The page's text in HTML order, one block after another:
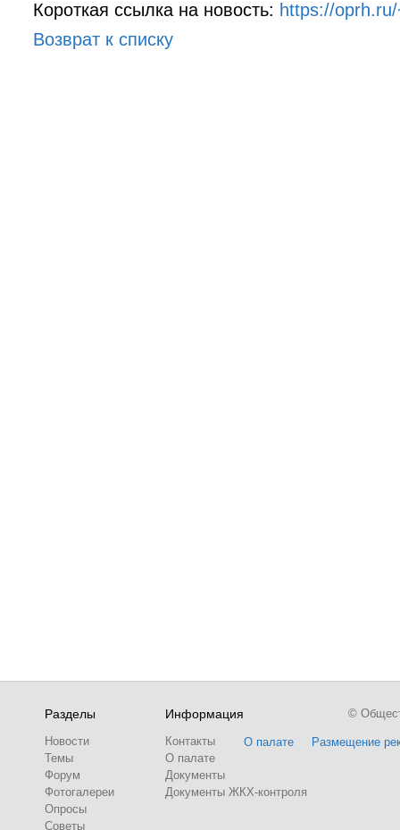
Короткая ссылка на новость: https://
Возврат к списку
Разделы
Новости
Темы
Форум
Фотогалереи
Опросы
Советы
Информация
Контакты
О палате
Документы
Документы ЖКХ-контроля
О палате Размещение
©